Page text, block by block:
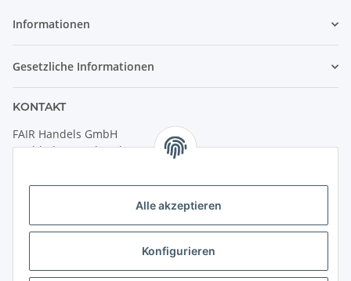
Alle akzeptieren
Konfigurieren
Informationen
Gesetzliche Informationen
KONTAKT
FAIR Handels GmbH
(Weltladen Innsbruck)
6020 Innsbruck
Öffnungszeiten: